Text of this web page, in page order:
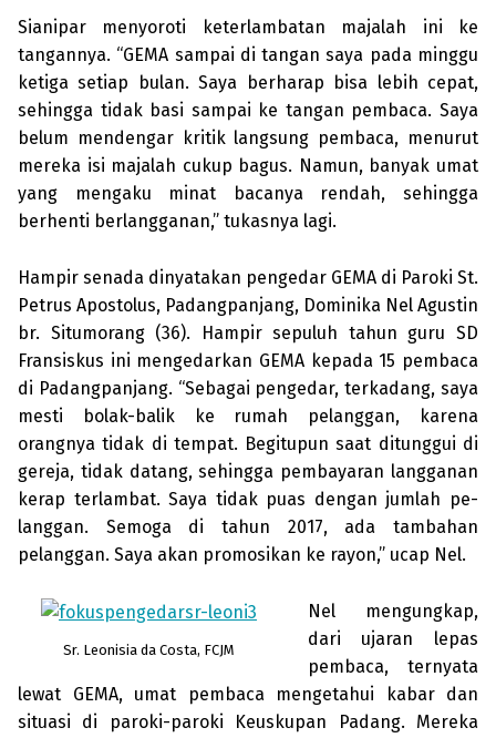
Sianipar menyoroti keterlambatan majalah ini ke
tangannya. “GEMA sampai di tangan saya pada minggu
ketiga setiap bulan. Saya berharap bisa lebih cepat,
sehingga tidak basi sampai ke tangan pem­baca. Saya
belum men­dengar kritik lang­sung pembaca, menurut
mereka isi maja­lah cukup bagus. Namun, banyak umat
yang mengaku minat ba­canya rendah, se­hingga
berhenti ber­lang­ganan,” tukasnya lagi.
Hampir senada dinyatakan pengedar GEMA di Paroki St.
Petrus Apostolus, Padangpanjang, Dominika Nel Agustin
br. Situmorang (36). Hampir sepu­luh tahun guru SD
Fransiskus ini meng­edarkan GEMA kepada 15 pembaca
di Padangpanjang. “Seba­gai pengedar, ter­kadang, saya
mesti bolak-balik ke rumah pelang­gan, ka­re­na
orangnya tidak di tempat. Begi­tupun saat ditunggui di
gereja, tidak datang, sehingga pembayaran lang­ganan
kerap terlam­bat. Saya tidak puas dengan jumlah pe­
lang­gan. Semoga di tahun 2017, ada tam­bahan
pelanggan. Saya akan ­promo­sikan ke rayon,” ucap Nel.
Sr. Leonisia da Costa, FCJM
Nel mengungkap,
dari ujaran lepas
pembaca, ternyata
lewat GEMA, umat pembaca mengetahui kabar dan
situasi di paroki-paroki Keuskupan Padang. Mere­ka